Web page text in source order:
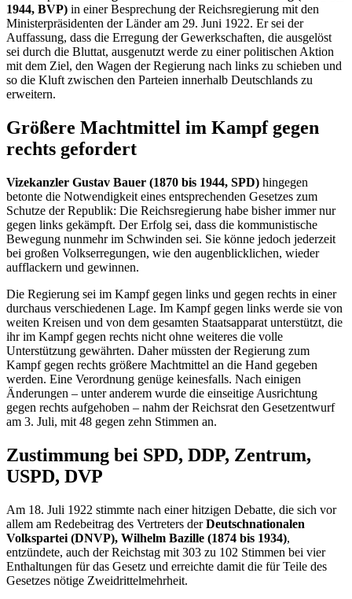
1944, BVP) in einer Besprechung der Reichsregierung mit den
Ministerpräsidenten der Länder am 29. Juni 1922. Er sei der
Auffassung, dass die Erregung der Gewerkschaften, die ausgelöst
sei durch die Bluttat, ausgenutzt werde zu einer politischen Aktion
mit dem Ziel, den Wagen der Regierung nach links zu schieben und
so die Kluft zwischen den Parteien innerhalb Deutschlands zu
erweitern.
Größere Machtmittel im Kampf gegen
rechts gefordert
Vizekanzler Gustav Bauer (1870 bis 1944, SPD) hingegen
betonte die Notwendigkeit eines entsprechenden Gesetzes zum
Schutze der Republik: Die Reichsregierung habe bisher immer nur
gegen links gekämpft. Der Erfolg sei, dass die kommunistische
Bewegung nunmehr im Schwinden sei. Sie könne jedoch jederzeit
bei großen Volkserregungen, wie den augenblicklichen, wieder
aufflackern und gewinnen.
Die Regierung sei im Kampf gegen links und gegen rechts in einer
durchaus verschiedenen Lage. Im Kampf gegen links werde sie von
weiten Kreisen und von dem gesamten Staatsapparat unterstützt, die
ihr im Kampf gegen rechts nicht ohne weiteres die volle
Unterstützung gewährten. Daher müssten der Regierung zum
Kampf gegen rechts größere Machtmittel an die Hand gegeben
werden. Eine Verordnung genüge keinesfalls. Nach einigen
Änderungen – unter anderem wurde die einseitige Ausrichtung
gegen rechts aufgehoben – nahm der Reichsrat den Gesetzentwurf
am 3. Juli, mit 48 gegen zehn Stimmen an.
Zustimmung bei SPD, DDP, Zentrum,
USPD, DVP
Am 18. Juli 1922 stimmte nach einer hitzigen Debatte, die sich vor
allem am Redebeitrag des Vertreters derDeutschnationalen
Volkspartei (DNVP), Wilhelm Bazille (1874 bis 1934),
entzündete, auch der Reichstag mit 303 zu 102 Stimmen bei vier
Enthaltungen für das Gesetz und erreichte damit die für Teile des
Gesetzes nötige Zweidrittelmehrheit.